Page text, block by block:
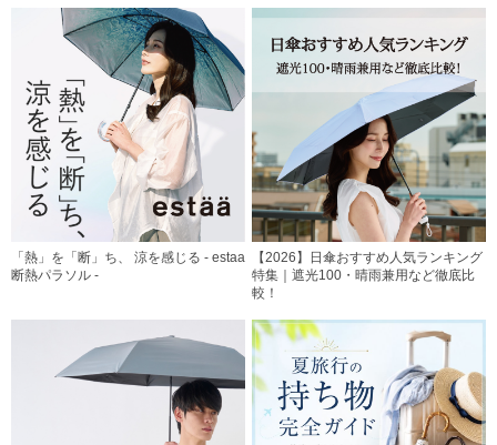
「熱」を「断」ち、 涼を感じる - estaa
断熱パラソル -
【2026】日傘おすすめ人気ランキング
特集｜遮光100・晴雨兼用など徹底比
較！